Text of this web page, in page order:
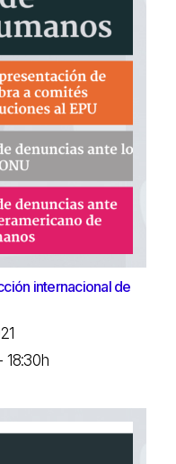
internacional de
18:30h